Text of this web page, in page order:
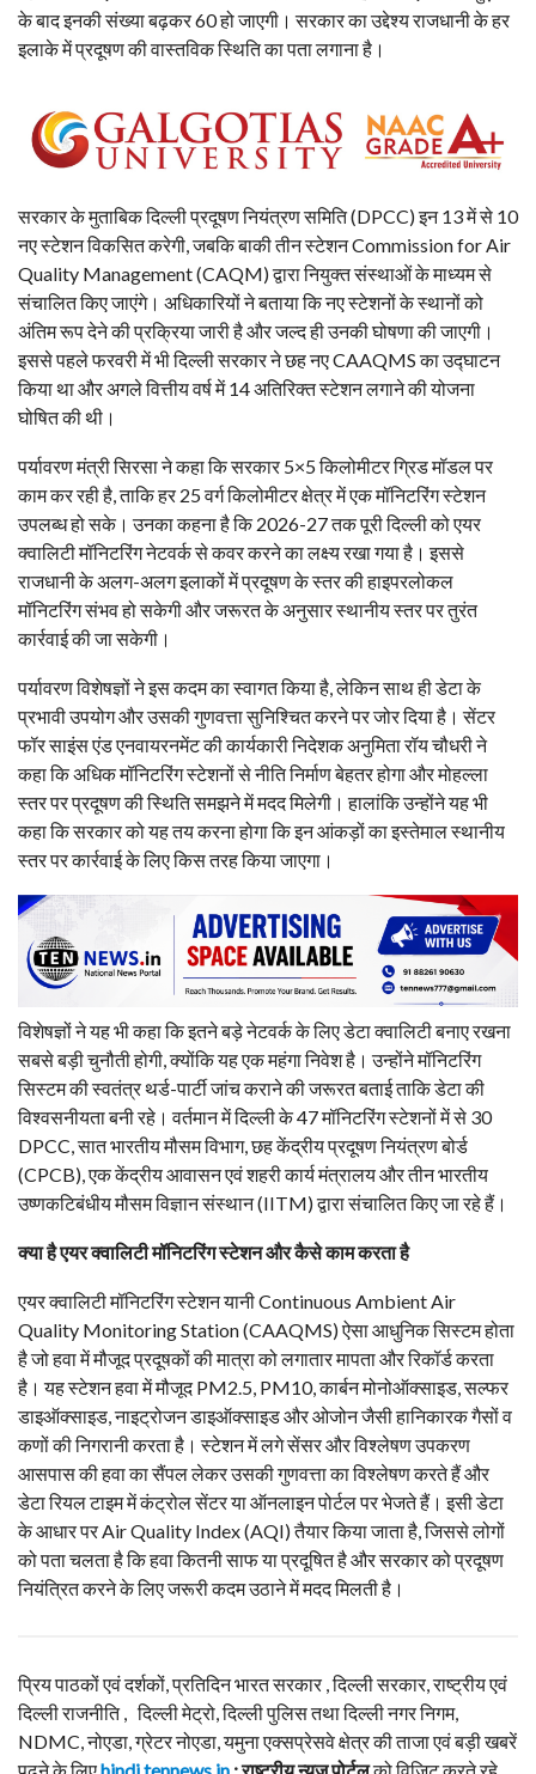
के बाद इनकी संख्या बढ़कर 60 हो जाएगी। सरकार का उद्देश्य राजधानी के हर
इलाके में प्रदूषण की वास्तविक स्थिति का पता लगाना है।
सरकार के मुताबिक दिल्ली प्रदूषण नियंत्रण समिति (DPCC) इन 13 में से 10
नए स्टेशन विकसित करेगी, जबकि बाकी तीन स्टेशन Commission for Air
Quality Management (CAQM) द्वारा नियुक्त संस्थाओं के माध्यम से
संचालित किए जाएंगे। अधिकारियों ने बताया कि नए स्टेशनों के स्थानों को
अंतिम रूप देने की प्रक्रिया जारी है और जल्द ही उनकी घोषणा की जाएगी।
इससे पहले फरवरी में भी दिल्ली सरकार ने छह नए CAAQMS का उद्घाटन
किया था और अगले वित्तीय वर्ष में 14 अतिरिक्त स्टेशन लगाने की योजना
घोषित की थी।
पर्यावरण मंत्री सिरसा ने कहा कि सरकार 5×5 किलोमीटर ग्रिड मॉडल पर
काम कर रही है, ताकि हर 25 वर्ग किलोमीटर क्षेत्र में एक मॉनिटरिंग स्टेशन
उपलब्ध हो सके। उनका कहना है कि 2026-27 तक पूरी दिल्ली को एयर
क्वालिटी मॉनिटरिंग नेटवर्क से कवर करने का लक्ष्य रखा गया है। इससे
राजधानी के अलग-अलग इलाकों में प्रदूषण के स्तर की हाइपरलोकल
मॉनिटरिंग संभव हो सकेगी और जरूरत के अनुसार स्थानीय स्तर पर तुरंत
कार्रवाई की जा सकेगी।
पर्यावरण विशेषज्ञों ने इस कदम का स्वागत किया है, लेकिन साथ ही डेटा के
प्रभावी उपयोग और उसकी गुणवत्ता सुनिश्चित करने पर जोर दिया है। सेंटर
फॉर साइंस एंड एनवायरनमेंट की कार्यकारी निदेशक अनुमिता रॉय चौधरी ने
कहा कि अधिक मॉनिटरिंग स्टेशनों से नीति निर्माण बेहतर होगा और मोहल्ला
स्तर पर प्रदूषण की स्थिति समझने में मदद मिलेगी। हालांकि उन्होंने यह भी
कहा कि सरकार को यह तय करना होगा कि इन आंकड़ों का इस्तेमाल स्थानीय
स्तर पर कार्रवाई के लिए किस तरह किया जाएगा।
विशेषज्ञों ने यह भी कहा कि इतने बड़े नेटवर्क के लिए डेटा क्वालिटी बनाए रखना
सबसे बड़ी चुनौती होगी, क्योंकि यह एक महंगा निवेश है। उन्होंने मॉनिटरिंग
सिस्टम की स्वतंत्र थर्ड-पार्टी जांच कराने की जरूरत बताई ताकि डेटा की
विश्वसनीयता बनी रहे। वर्तमान में दिल्ली के 47 मॉनिटरिंग स्टेशनों में से 30
DPCC, सात भारतीय मौसम विभाग, छह केंद्रीय प्रदूषण नियंत्रण बोर्ड
(CPCB), एक केंद्रीय आवासन एवं शहरी कार्य मंत्रालय और तीन भारतीय
उष्णकटिबंधीय मौसम विज्ञान संस्थान (IITM) द्वारा संचालित किए जा रहे हैं।
क्या है एयर क्वालिटी मॉनिटरिंग स्टेशन और कैसे काम करता है
एयर क्वालिटी मॉनिटरिंग स्टेशन यानी Continuous Ambient Air
Quality Monitoring Station (CAAQMS) ऐसा आधुनिक सिस्टम होता
है जो हवा में मौजूद प्रदूषकों की मात्रा को लगातार मापता और रिकॉर्ड करता
है। यह स्टेशन हवा में मौजूद PM2.5, PM10, कार्बन मोनोऑक्साइड, सल्फर
डाइऑक्साइड, नाइट्रोजन डाइऑक्साइड और ओजोन जैसी हानिकारक गैसों व
कणों की निगरानी करता है। स्टेशन में लगे सेंसर और विश्लेषण उपकरण
आसपास की हवा का सैंपल लेकर उसकी गुणवत्ता का विश्लेषण करते हैं और
डेटा रियल टाइम में कंट्रोल सेंटर या ऑनलाइन पोर्टल पर भेजते हैं। इसी डेटा
के आधार पर Air Quality Index (AQI) तैयार किया जाता है, जिससे लोगों
को पता चलता है कि हवा कितनी साफ या प्रदूषित है और सरकार को प्रदूषण
नियंत्रित करने के लिए जरूरी कदम उठाने में मदद मिलती है।
प्रिय पाठकों एवं दर्शकों, प्रतिदिन भारत सरकार , दिल्ली सरकार, राष्ट्रीय एवं
दिल्ली राजनीति , दिल्ली मेट्रो, दिल्ली पुलिस तथा दिल्ली नगर निगम,
NDMC, नोएडा, ग्रेटर नोएडा, यमुना एक्सप्रेसवे क्षेत्र की ताजा एवं बड़ी खबरें